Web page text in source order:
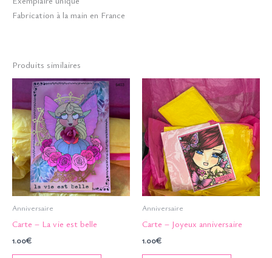
Fabrication à la main en France
Produits similaires
Anniversaire
Carte – La vie est belle
1.00€
Anniversaire
Carte – Joyeux anniversaire
1.00€